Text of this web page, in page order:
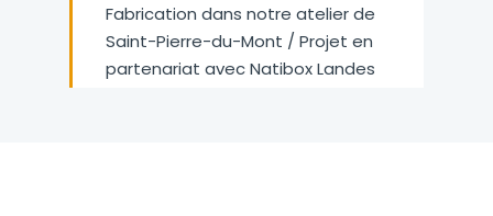
Fabrication dans notre atelier de
Saint-Pierre-du-Mont / Projet en
partenariat avec Natibox Landes